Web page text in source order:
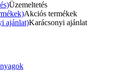
Üzemeltetés
Akciós termékek
ajánlat)Karácsonyi ajánlat